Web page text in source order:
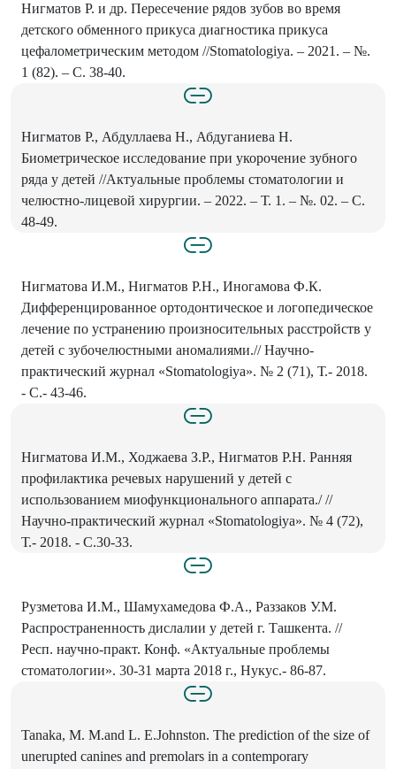
Нигматов Р. и др. Пересечение рядов зубов во время
детского обменного прикуса диагностика прикуса
цефалометрическим методом //Stomatologiya. – 2021. – №.
1 (82). – С. 38-40.
Нигматов Р., Абдуллаева Н., Абдуганиева Н.
Биометрическое исследование при укорочение зубного
ряда у детей //Актуальные проблемы стоматологии и
челюстно-лицевой хирургии. – 2022. – Т. 1. – №. 02. – С.
48-49.
Нигматова И.М., Нигматов Р.Н., Иногамова Ф.К.
Дифференцированное ортодонтическое и логопедическое
лечение по устранению произносительных расстройств у
детей с зубочелюстными аномалиями.// Научно-
практический журнал «Stomatologiya». № 2 (71), Т.- 2018.
- С.- 43-46.
Нигматова И.М., Ходжаева З.Р., Нигматов Р.Н. Ранняя
профилактика речевых нарушений у детей с
использованием миофункционального аппарата./ //
Научно-практический журнал «Stomatologiya». № 4 (72),
Т.- 2018. - С.30-33.
Рузметова И.М., Шамухамедова Ф.А., Раззаков У.М.
Распространенность дислалии у детей г. Ташкента. //
Респ. научно-практ. Конф. «Актуальные проблемы
стоматологии». 30-31 марта 2018 г., Нукус.- 86-87.
Tanaka, M. M.and L. E.Johnston. The prediction of the size of
unerupted canines and premolars in a contemporary